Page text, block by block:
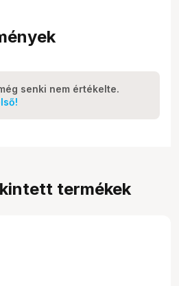
senki nem értékelte.
termékek